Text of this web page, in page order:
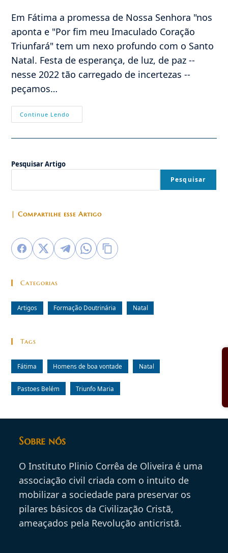
Em Fátima a promessa de Nossa Senhora "nos
aponta e "Por fim meu Imaculado Coração
Triunfará" tem um nexo profundo com o Santo
Natal. Festa de esperança, de luz, de paz --
nesse 2022 tão carregado de incertezas --
peçamos…
Continue Lendo
De
Festa
Paz
Pesquisar Artigo
Pesquisar
| Compartilhe esse Artigo
Categorias
Artigos Formação Doutrinária Natal
Tags
Fátima Homens de boa vontade Natal
Pastoes Belém Triunfo Maria
Sobre nós
O Instituto Plinio Corrêa de Oliveira é uma
associação civil criada com o intuito de
mobilizar a sociedade para preservar os
pilares básicos da Civilização Cristã,
ameaçados pela Revolução anticristã.